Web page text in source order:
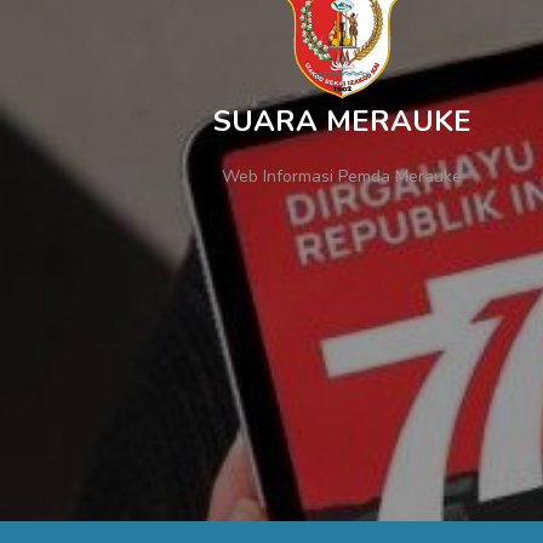
SUARA MERAUKE
Web Informasi Pemda Merauke